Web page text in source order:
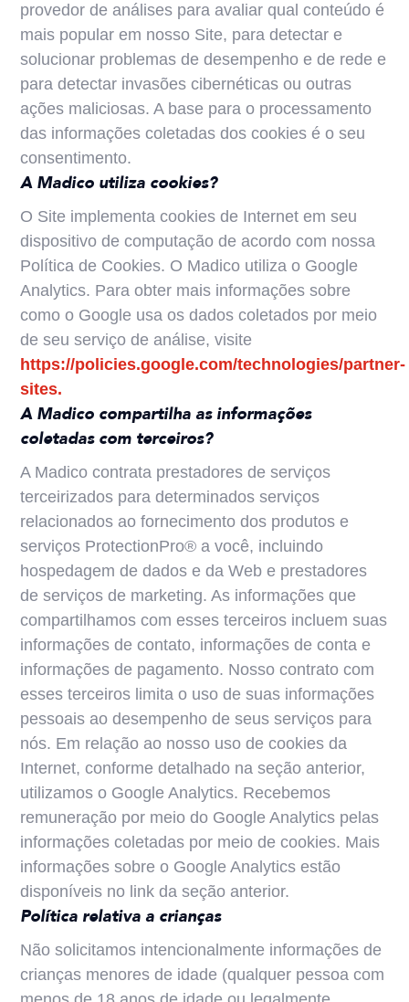
provedor de análises para avaliar qual conteúdo é
mais popular em nosso Site, para detectar e
solucionar problemas de desempenho e de rede e
para detectar invasões cibernéticas ou outras
ações maliciosas. A base para o processamento
das informações coletadas dos cookies é o seu
consentimento.
A Madico utiliza cookies?
O Site implementa cookies de Internet em seu
dispositivo de computação de acordo com nossa
Política de Cookies. O Madico utiliza o Google
Analytics. Para obter mais informações sobre
como o Google usa os dados coletados por meio
de seu serviço de análise, visite
https://policies.google.com/technologies/partner-
sites.
A Madico compartilha as informações
coletadas com terceiros?
A Madico contrata prestadores de serviços
terceirizados para determinados serviços
relacionados ao fornecimento dos produtos e
serviços ProtectionPro® a você, incluindo
hospedagem de dados e da Web e prestadores
de serviços de marketing. As informações que
compartilhamos com esses terceiros incluem suas
informações de contato, informações de conta e
informações de pagamento. Nosso contrato com
esses terceiros limita o uso de suas informações
pessoais ao desempenho de seus serviços para
nós. Em relação ao nosso uso de cookies da
Internet, conforme detalhado na seção anterior,
utilizamos o Google Analytics. Recebemos
remuneração por meio do Google Analytics pelas
informações coletadas por meio de cookies. Mais
informações sobre o Google Analytics estão
disponíveis no link da seção anterior.
Política relativa a crianças
Não solicitamos intencionalmente informações de
crianças menores de idade (qualquer pessoa com